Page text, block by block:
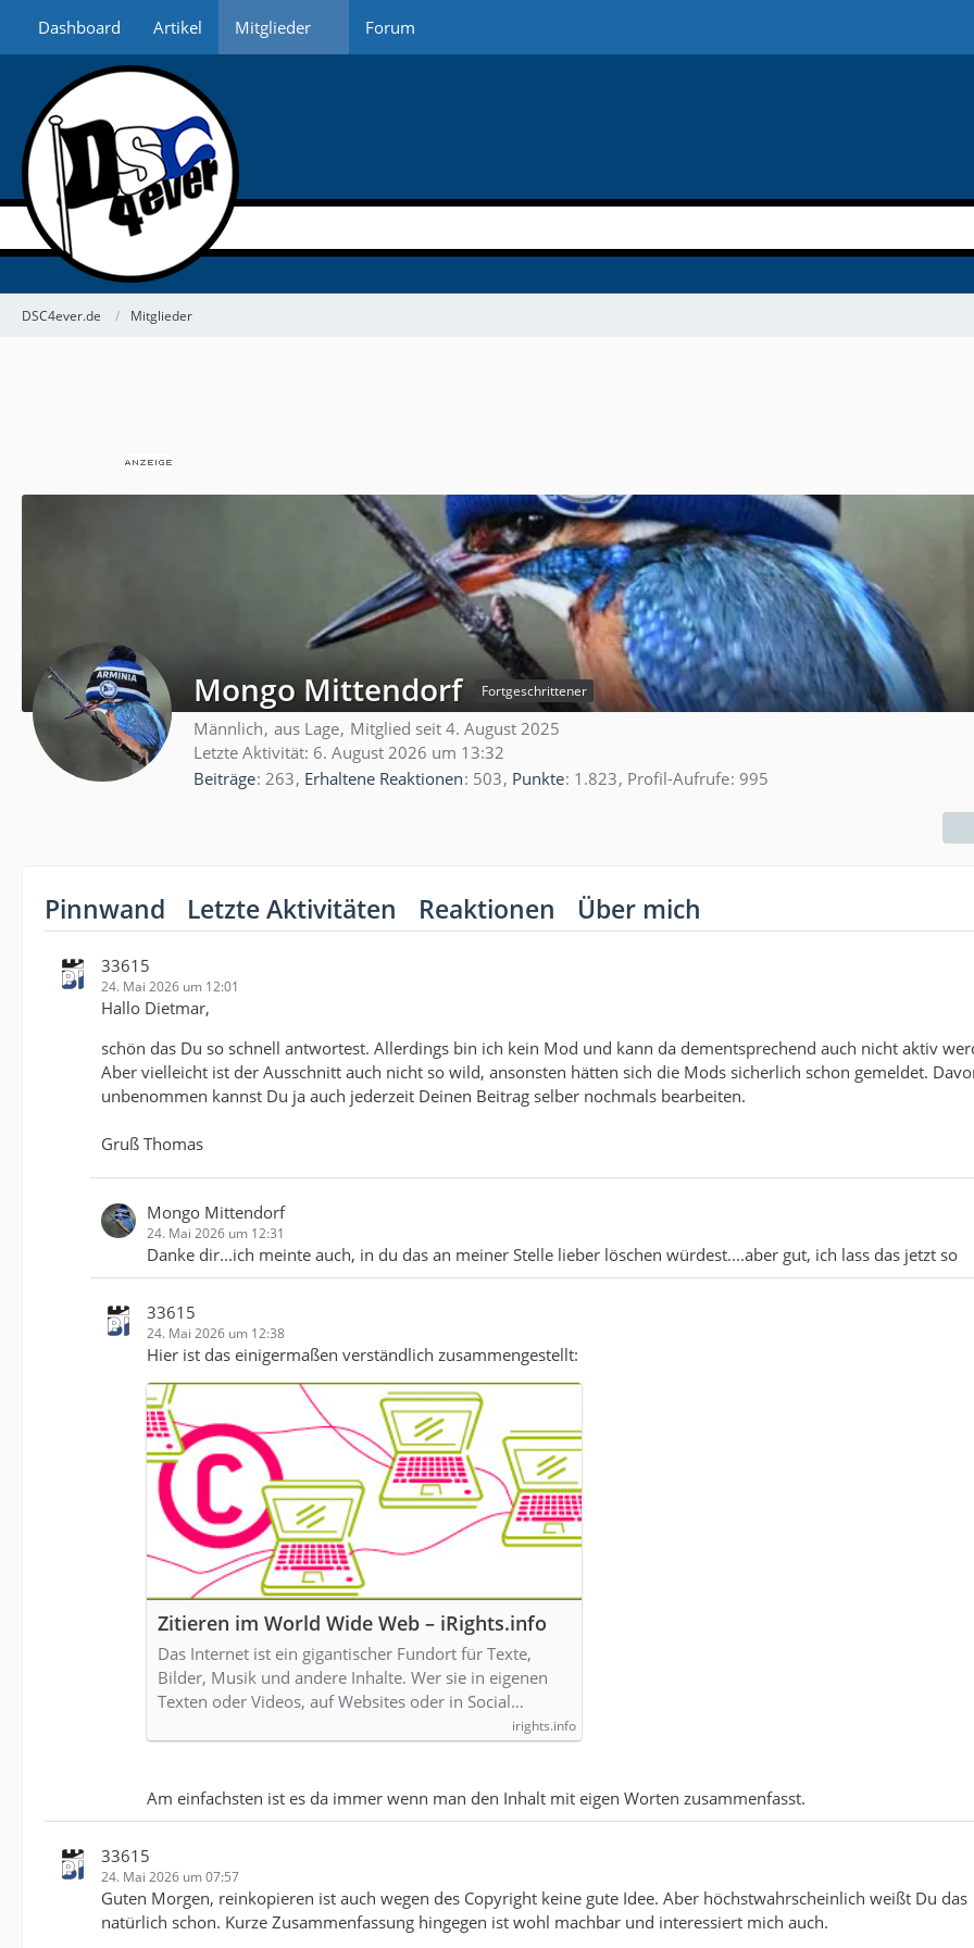
Dashboard Artikel Mitglieder Forum
DSC4ever.de Mitglieder
Mongo Mittendorf Fortgeschrittener
Männlich aus Lage Mitglied seit 4. August 2025
Letzte Aktivität: 6. August 2026 um 13:32
Beiträge 263 Erhaltene Reaktionen 503 Punkte 1.823 Profil-Aufrufe 995
Pinnwand Letzte Aktivitäten Reaktionen Über mich
33615
24. Mai 2026 um 12:01
Hallo Dietmar,
schön das Du so schnell antwortest. Allerdings bin ich kein Mod und kann da dementsprechend auch nicht aktiv
Aber vielleicht ist der Ausschnitt auch nicht so wild, ansonsten hätten sich die Mods sicherlich schon gemeldet.
unbenommen kannst Du ja auch jederzeit Deinen Beitrag selber nochmals bearbeiten.
Gruß Thomas
Mongo Mittendorf
24. Mai 2026 um 12:31
Danke dir...ich meinte auch, in du das an meiner Stelle lieber löschen würdest....aber gut, ich lass das jetzt so
33615
24. Mai 2026 um 12:38
Hier ist das einigermaßen verständlich zusammengestellt:
Zitieren im World Wide Web – iRights.info
Das Internet ist ein gigantischer Fundort für Texte,
Bilder, Musik und andere Inhalte. Wer sie in eigenen
Texten oder Videos, auf Websites oder in Social…
irights.info
Am einfachsten ist es da immer wenn man den Inhalt mit eigen Worten zusammenfasst.
33615
24. Mai 2026 um 07:57
Guten Morgen, reinkopieren ist auch wegen des Copyright keine gute Idee. Aber höchstwahrscheinlich weißt Du das
natürlich schon. Kurze Zusammenfassung hingegen ist wohl machbar und interessiert mich auch.